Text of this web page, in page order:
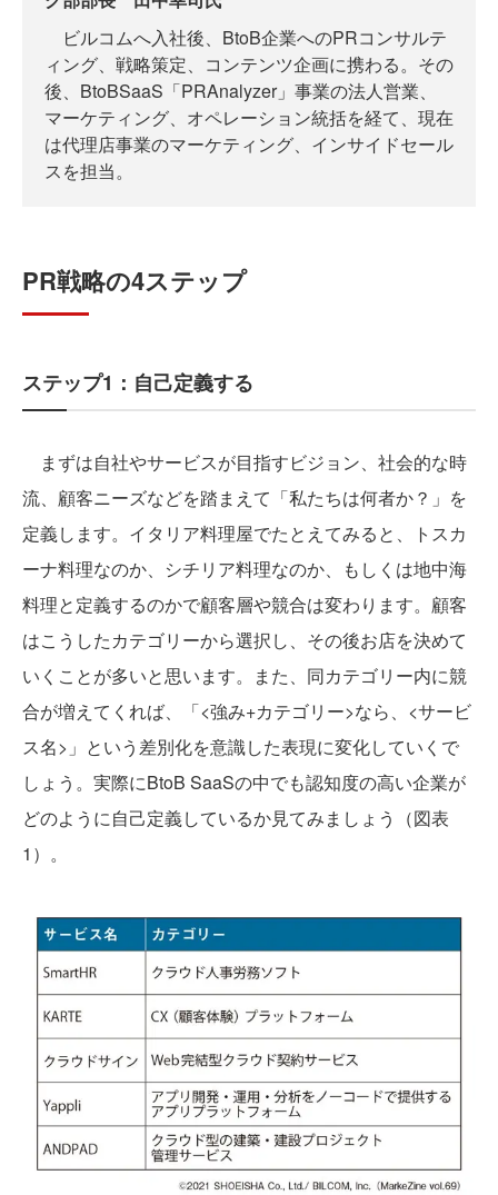
ビルコムへ入社後、BtoB企業へのPRコンサルテ
ィング、戦略策定、コンテンツ企画に携わる。その
後、BtoBSaaS「PRAnalyzer」事業の法人営業、
マーケティング、オペレーション統括を経て、現在
は代理店事業のマーケティング、インサイドセール
スを担当。
PR戦略の4ステップ
ステップ1：自己定義する
まずは自社やサービスが目指すビジョン、社会的な時
流、顧客ニーズなどを踏まえて「私たちは何者か？」を
定義します。イタリア料理屋でたとえてみると、トスカ
ーナ料理なのか、シチリア料理なのか、もしくは地中海
料理と定義するのかで顧客層や競合は変わります。顧客
はこうしたカテゴリーから選択し、その後お店を決めて
いくことが多いと思います。また、同カテゴリー内に競
合が増えてくれば、「<強み+カテゴリー>なら、<サービ
ス名>」という差別化を意識した表現に変化していくで
しょう。実際にBtoB SaaSの中でも認知度の高い企業が
どのように自己定義しているか見てみましょう（図表
1）。